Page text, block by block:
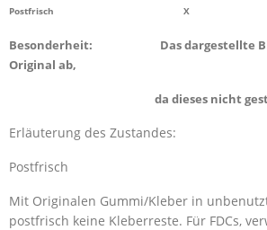
Postfrisch X
Besonderheit: Das dargestellte
Original ab,
da dieses nicht
Erläuterung des Zustandes:
Postfrisch
Mit Originalen Gummi/Kleber in
postfrisch keine Kleberreste. Für FDCs,